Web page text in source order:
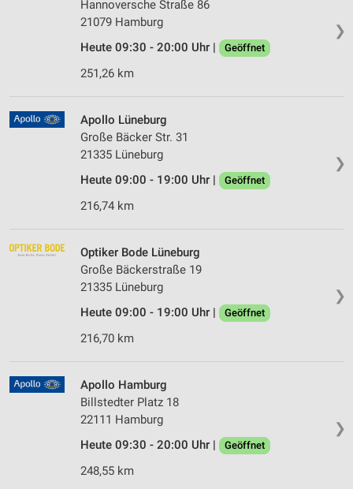
❯
Hannoversche Straße 86
21079 Hamburg
Heute 09:30 - 20:00 Uhr |
Geöffnet
251,26 km
❯
Apollo Lüneburg
Große Bäcker Str. 31
21335 Lüneburg
Heute 09:00 - 19:00 Uhr |
Geöffnet
216,74 km
❯
Optiker Bode Lüneburg
Große Bäckerstraße 19
21335 Lüneburg
Heute 09:00 - 19:00 Uhr |
Geöffnet
216,70 km
❯
Apollo Hamburg
Billstedter Platz 18
22111 Hamburg
Heute 09:30 - 20:00 Uhr |
Geöffnet
248,55 km